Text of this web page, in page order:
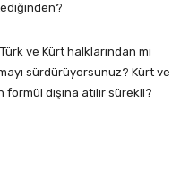
ve Kürt halklarından mı
sürdürüyorsunuz? Kürt ve
dışına atılır sürekli?